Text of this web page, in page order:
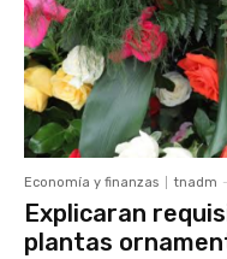
Economía y finanzas tnadm -
Explicaran
plantas